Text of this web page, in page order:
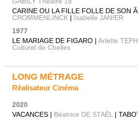
CARINE OU LA FILLE FOLLE DE SON
CROMMENLINCK | Isabelle JANIER
1977
LE MARIAGE DE FIGARO | Arlette
Culturel de Chelles
LONG MÉTRAGE
Réalisateur Cinéma
2020
VACANCES | Béatrice DE STAËL |